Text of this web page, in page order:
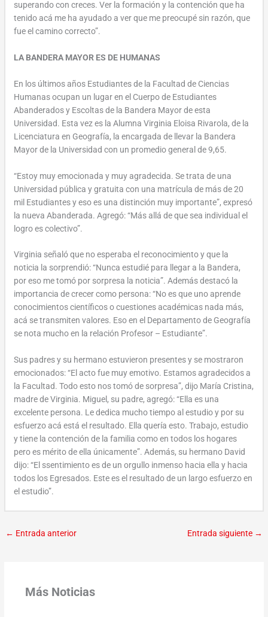
superando con creces. Ver la formación y la contención que ha
tenido acá me ha ayudado a ver que me preocupé sin razón, que
fue el camino correcto”.
LA BANDERA MAYOR ES DE HUMANAS
En los últimos años Estudiantes de la Facultad de Ciencias
Humanas ocupan un lugar en el Cuerpo de Estudiantes
Abanderados y Escoltas de la Bandera Mayor de esta
Universidad. Esta vez es la Alumna Virginia Eloisa Rivarola, de la
Licenciatura en Geografía, la encargada de llevar la Bandera
Mayor de la Universidad con un promedio general de 9,65.
“Estoy muy emocionada y muy agradecida. Se trata de una
Universidad pública y gratuita con una matrícula de más de 20
mil Estudiantes y eso es una distinción muy importante”, expresó
la nueva Abanderada. Agregó: “Más allá de que sea individual el
logro es colectivo”.
Virginia señaló que no esperaba el reconocimiento y que la
noticia la sorprendió: “Nunca estudié para llegar a la Bandera,
por eso me tomó por sorpresa la noticia”. Además destacó la
importancia de crecer como persona: “No es que uno aprende
conocimientos científicos o cuestiones académicas nada más,
acá se transmiten valores. Eso en el Departamento de Geografía
se nota mucho en la relación Profesor – Estudiante”.
Sus padres y su hermano estuvieron presentes y se mostraron
emocionados: “El acto fue muy emotivo. Estamos agradecidos a
la Facultad. Todo esto nos tomó de sorpresa”, dijo María Cristina,
madre de Virginia. Miguel, su padre, agregó: “Ella es una
excelente persona. Le dedica mucho tiempo al estudio y por su
esfuerzo acá está el resultado. Ella quería esto. Trabajo, estudio
y tiene la contención de la familia como en todos los hogares
pero es mérito de ella únicamente”. Además, su hermano David
dijo: “El ssentimiento es de un orgullo inmenso hacia ella y hacia
todos los Egresados. Este es el resultado de un largo esfuerzo en
el estudio”.
← Entrada anterior Entrada siguiente →
Más Noticias